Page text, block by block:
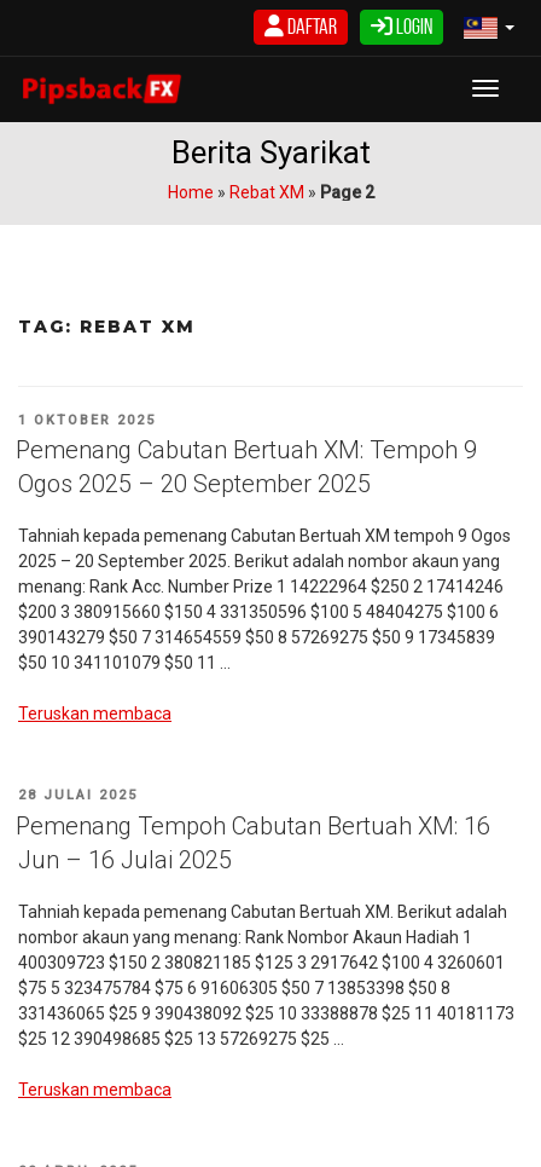
Login
Daftar
Berita Syarikat
Home » Rebat XM » Page 2
TAG: REBAT XM
DIKIRIM
PADA
1 OKTOBER 2025
Pemenang Cabutan Bertuah XM: Tempoh 9
Ogos 2025 – 20 September 2025
Tahniah kepada pemenang Cabutan Bertuah XM tempoh 9 Ogos
2025 – 20 September 2025. Berikut adalah nombor akaun yang
menang: Rank Acc. Number Prize 1 14222964 $250 2 17414246
$200 3 380915660 $150 4 331350596 $100 5 48404275 $100 6
390143279 $50 7 314654559 $50 8 57269275 $50 9 17345839
$50 10 341101079 $50 11 …
Teruskan membaca
Tempoh
9
Ogos
–
20
September
2025”
DIKIRIM
PADA
28 JULAI 2025
Pemenang Tempoh Cabutan Bertuah XM: 16
Jun – 16 Julai 2025
Tahniah kepada pemenang Cabutan Bertuah XM. Berikut adalah
nombor akaun yang menang: Rank Nombor Akaun Hadiah 1
400309723 $150 2 380821185 $125 3 2917642 $100 4 3260601
$75 5 323475784 $75 6 91606305 $50 7 13853398 $50 8
331436065 $25 9 390438092 $25 10 33388878 $25 11 40181173
$25 12 390498685 $25 13 57269275 $25 …
Teruskan membaca